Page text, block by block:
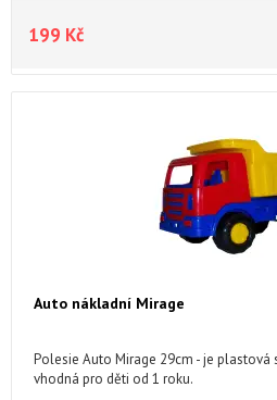
199 Kč
Auto nákladní Mirage
Polesie Auto Mirage 29cm - je plastová
vhodná pro děti od 1 roku.